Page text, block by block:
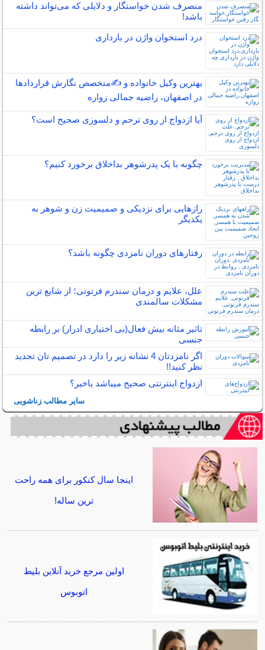
منصرف شدن خواستگار و دلایلی که می‌تواند داشته
باشد!
درد استخوان واژن در بارداری
بهترین وکیل خانواده و ✍️متخصص نگارش قراردادها
در اصفهان، راضیه جمالی زواره
آیا ازدواج از روی ترحم و دلسوزی صحیح است؟
چگونه با یک پدرشوهر بداخلاق برخورد کنیم؟
رازهایی برای نزدیکی و صمیمیت زن و شوهر به
یکدیگر
رفتارهای دوران نامزدی چگونه باشد؟
علل، علایم و درمان سندرم فرتوتی؛ از شایع ترین
مشکلات سالمندی
تاثیر مثانه بیش فعال(بی اختیاری ادرار) بر رابطه
جنسی
اگر نامزدتان 4 نشانه زیر را دارد در تصمیم تان تجدید
نظر کنید!!
ازدواج اینترنتی صحیح میباشد یاخیر؟
سایر مطالب زناشویی
اینجا سال کنکور برای همه راحت
ترین ساله!
اولین مرجع خرید آنلاین بلیط
اتوبوس